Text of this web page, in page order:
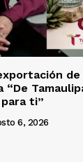
ti”
6, 2026